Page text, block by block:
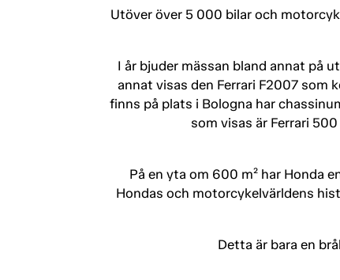
Utöver över 5 000 bilar och
I år bjuder mässan bland annat på
annat visas den Ferrari F2007 som
finns på plats i Bologna har
som visas är Ferrari 500
På en yta om 600 m² har Honda
Hondas och motorcykelvärldens
Detta är bara en